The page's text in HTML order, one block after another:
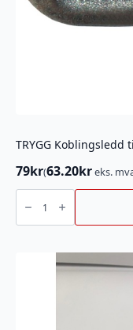
TRYGG Koblingsledd
79kr(63.20kreks.
TRYGG
Koblingsledd
banen